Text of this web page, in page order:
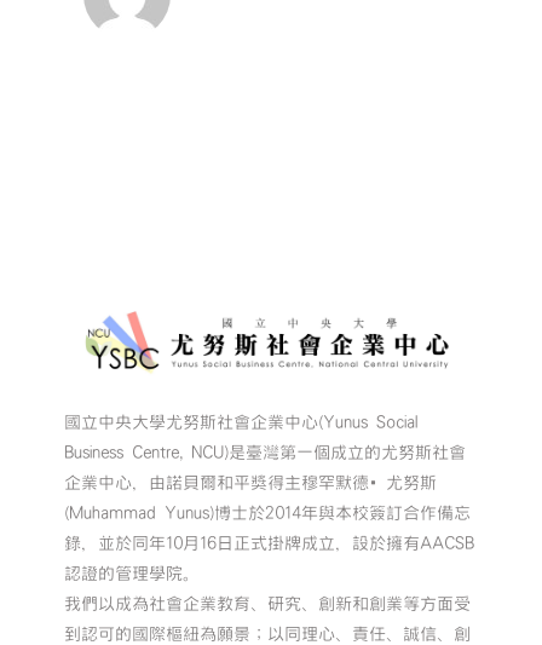
國立中央大學尤努斯社會企業中心(Yunus Social
Business Centre, NCU)是臺灣第一個成立的尤努斯社會
企業中心，由諾貝爾和平獎得主穆罕默德•尤努斯
(Muhammad Yunus)博士於2014年與本校簽訂合作備忘
錄，並於同年10月16日正式掛牌成立，設於擁有AACSB
認證的管理學院。
我們以成為社會企業教育、研究、創新和創業等方面受
到認可的國際樞紐為願景；以同理心、責任、誠信、創